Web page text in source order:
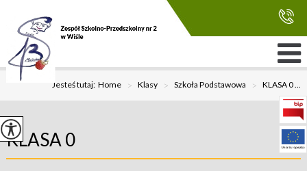
Jesteś tutaj:Home > Klasy > Szkoła Podstawowa > KLASA 0 ...
KLASA 0